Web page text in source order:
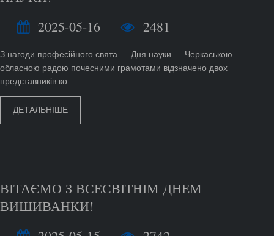
2025-05-16
2481
З нагоди професійного свята — Дня науки — Черкаською
обласною радою почесними грамотами відзначено двох
представників ко...
ДЕТАЛЬНІШЕ
ВІТАЄМО З ВСЕСВІТНІМ ДНЕМ
ВИШИВАНКИ!